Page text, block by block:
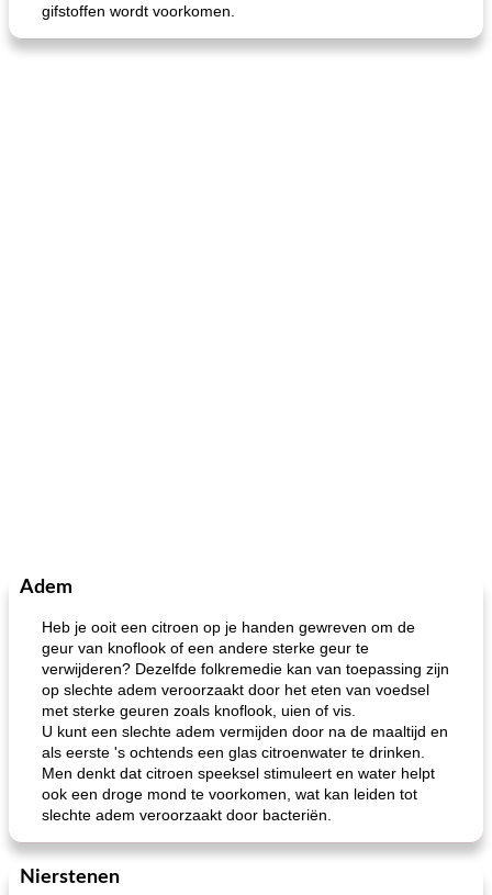
de jamcake van Georgië tennessee
gifstoffen wordt voorkomen.
Adem
Heb je ooit een citroen op je handen gewreven om de
geur van knoflook of een andere sterke geur te
verwijderen? Dezelfde folkremedie kan van toepassing zijn
op slechte adem veroorzaakt door het eten van voedsel
met sterke geuren zoals knoflook, uien of vis.
U kunt een slechte adem vermijden door na de maaltijd en
als eerste 's ochtends een glas citroenwater te drinken.
Men denkt dat citroen speeksel stimuleert en water helpt
ook een droge mond te voorkomen, wat kan leiden tot
slechte adem veroorzaakt door bacteriën.
Nierstenen